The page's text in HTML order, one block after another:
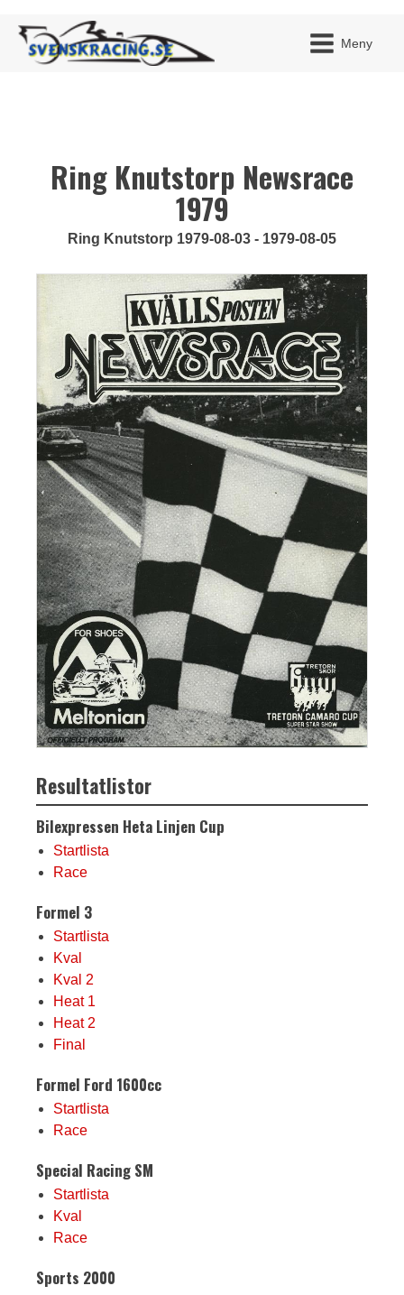
Meny
Ring Knutstorp Newsrace
1979
Ring Knutstorp 1979-08-03 - 1979-08-05
Resultatlistor
Bilexpressen Heta Linjen Cup
Startlista
Race
Formel 3
Startlista
Kval
Kval 2
Heat 1
Heat 2
Final
Formel Ford 1600cc
Startlista
Race
Special Racing SM
Startlista
Kval
Race
Sports 2000